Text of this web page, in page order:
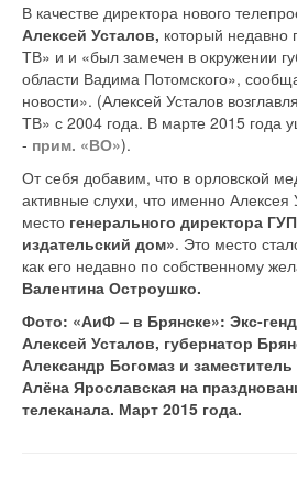
В качестве директора нового
Алексей Усталов, который недавно
ТВ» и и «был замечен в окружении
области Вадима Потомского»,
новости». (Алексей Усталов
ТВ» с 2004 года. В марте 2015 года
- прим. «ВО»).
От себя добавим, что в орловской
активные слухи, что именно Алексея
место генерального директора
издательский дом». Это место
как его недавно по собственному
Валентина Остроушко.
Фото: «АиФ – в Брянске»: Экс-
Алексей Усталов, губернатор
Александр Богомаз и
Алёна Ярославская на
телеканала. Март 2015 года.